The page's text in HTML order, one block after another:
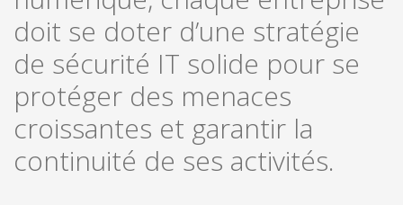
doit se doter d’une stratégie
de sécurité IT solide pour se
protéger des menaces
croissantes et garantir la
continuité de ses activités.